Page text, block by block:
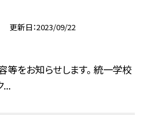
更新日 2023/09/22
をお知らせします。 統一学校
...